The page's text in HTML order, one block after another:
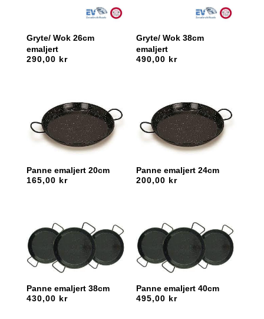
Gryte/ Wok 26cm
emaljert
290,00 kr
Gryte/ Wok 38cm
emaljert
490,00 kr
Panne emaljert 20cm
165,00 kr
Panne emaljert 24cm
200,00 kr
Panne emaljert 38cm
430,00 kr
Panne emaljert 40cm
495,00 kr